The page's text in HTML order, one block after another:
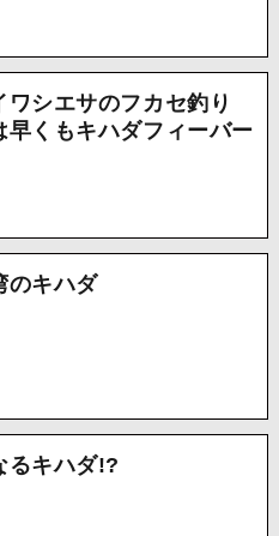
ワシエサのフカセ釣り
早くもキハダフィーバー
のキハダ
るキハダ!?